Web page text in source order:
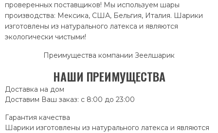
проверенных поставщиков! Мы используем шары
производства: Мексика, США, Бельгия, Италия. Шарики
изготовлены из натурального латекса и являются
экологически чистыми!
Преимущества компании Зеелшарик
НАШИ ПРЕИМУЩЕСТВА
Доставка на дом
Доставим Ваш заказ: с 8:00 до 23:00
Гарантия качества
Шарики изготовлены из натурального латекса и являются